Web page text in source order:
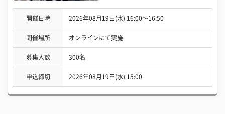
開催日時 2026年08月19日(水) 16:00〜16:50
開催場所 オンラインにて実施
募集人数 300名
申込締切 2026年08月19日(水) 15:00